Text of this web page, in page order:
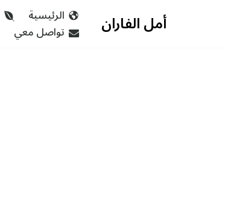
أمل الفاران الرئيسية
تواصل معي